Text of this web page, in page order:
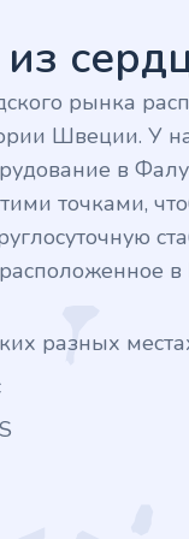
из
рынка
Швеции. У
в
точками,
расположенное
разных